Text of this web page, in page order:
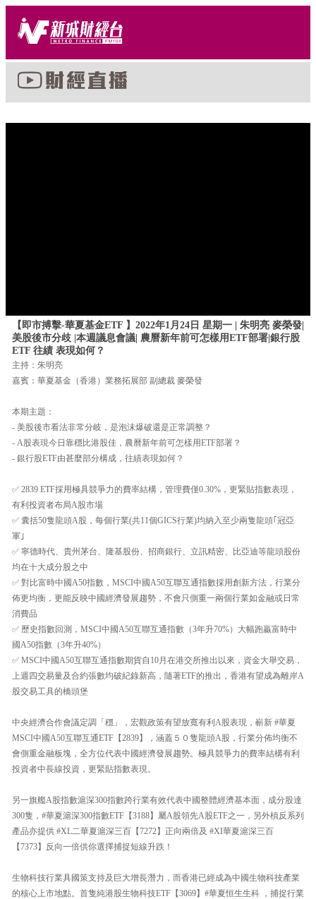
【即市搏擊-華夏基金ETF 】2022年1月24日 星期一 | 朱明亮 麥榮發|
美股後市分歧 |本週議息會議| 農曆新年前可怎樣用ETF部署|銀行股
ETF 往績 表現如何？
主持：朱明亮
嘉賓：華夏基金（香港）業務拓展部 副總裁 麥榮發
本期主題：
- 美股後市看法非常分岐，是泡沫爆破還是正常調整？
- A股表現今日靠穩比港股佳，農曆新年前可怎樣用ETF部署？
- 銀行股ETF由甚麼部分構成，往績表現如何？
✅ 2839 ETF採用極具競爭力的費率結構，管理費僅0.30%，更緊貼指數表現，
有利投資者布局A股市場
✅ 囊括50隻龍頭A股，每個行業(共11個GICS行業)均納入至少兩隻龍頭｢冠亞
軍｣
✅ 寧德時代、貴州茅台、隆基股份、招商銀行、立訊精密、比亞迪等龍頭股份
均在十大成分股之中
✅ 對比富時中國A50指數，MSCI中國A50互聯互通指數採用創新方法，行業分
佈更均衡，更能反映中國經濟發展趨勢，不會只側重一兩個行業如金融或日常
消費品
✅ 歷史指數回測，MSCI中國A50互聯互通指數（3年升70%）大幅跑贏富時中
國A50指數（3年升40%）
✅ MSCI中國A50互聯互通指數期貨自10月在港交所推出以來，資金大舉交易，
上週四交易量及合約張數均破紀錄新高，隨著ETF的推出，香港有望成為離岸A
股交易工具的橋頭堡
中央經濟合作會議定調「穩」，宏觀政策有望放寬有利A股表現，嶄新 #華夏
MSCI中國A50互聯互通ETF【2839】，涵蓋５０隻龍頭A股，行業分佈均衡不
會側重金融板塊，全方位代表中國經濟發展趨勢。極具競爭力的費率結構有利
投資者中長線投資，更緊貼指數表現。
另一旗艦A股指數滬深300指數跨行業有效代表中國整體經濟基本面，成分股達
300隻，#華夏滬深300指數ETF【3188】屬A股領先A股ETF之一，另外槓反系列
產品亦提供 #XL二華夏滬深三百【7272】正向兩倍及 #XI華夏滬深三百
【7373】反向一倍供你選擇捕捉短線升跌！
生物科技行業具國策支持及巨大增長潛力，而香港已經成為中國生物科技產業
的核心上市地點。首隻純港股生物科技ETF【3069】#華夏恒生生科 ，捕捉行業